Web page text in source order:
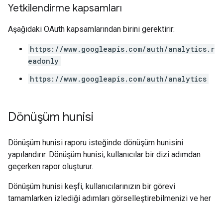
Yetkilendirme kapsamları
Aşağıdaki OAuth kapsamlarından birini gerektirir:
https://www.googleapis.com/auth/analytics.r
eadonly
https://www.googleapis.com/auth/analytics
Dönüşüm hunisi
Dönüşüm hunisi raporu isteğinde dönüşüm hunisini
yapılandırır. Dönüşüm hunisi, kullanıcılar bir dizi adımdan
geçerken rapor oluşturur.
Dönüşüm hunisi keşfi, kullanıcılarınızın bir görevi
tamamlarken izlediği adımları görselleştirebilmenizi ve her